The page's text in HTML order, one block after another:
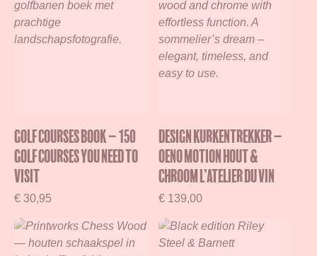
Golf Courses Book – 150
Golf Courses You Need to
Visit
€ 30,95
Design kurkentrekker –
Oeno Motion Hout &
Chroom L’Atelier du Vin
€ 139,00